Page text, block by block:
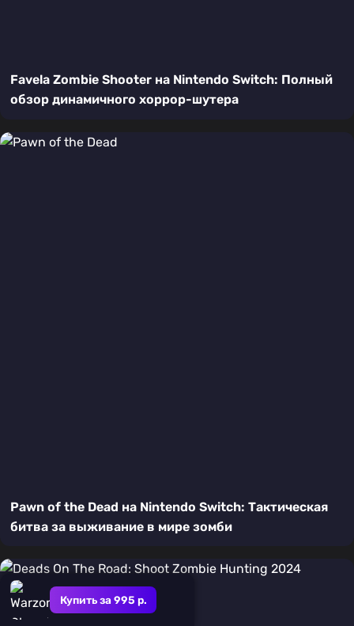
Купить за 995 р.
Favela Zombie Shooter на Nintendo Switch: Полный
обзор динамичного хоррор-шутера
Pawn of the Dead на Nintendo Switch: Тактическая
битва за выживание в мире зомби